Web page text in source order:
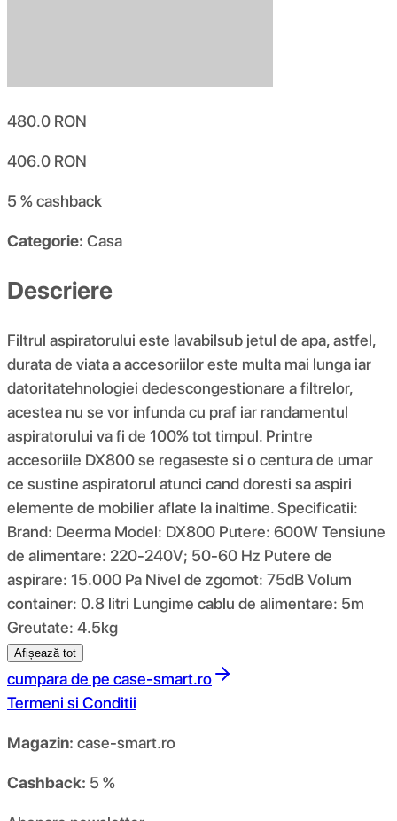
480.0 RON
406.0 RON
5 %cashback
Categorie: Casa
Descriere
Filtrul aspiratorului este lavabilsub jetul de apa, astfel,
durata de viata a accesoriilor este multa mai lunga iar
datoritatehnologiei dedescongestionare a filtrelor,
acestea nu se vor infunda cu praf iar randamentul
aspiratorului va fi de 100% tot timpul. Printre
accesoriile DX800 se regaseste si o centura de umar
ce sustine aspiratorul atunci cand doresti sa aspiri
elemente de mobilier aflate la inaltime. Specificatii:
Brand: Deerma Model: DX800 Putere: 600W Tensiune
de alimentare: 220-240V; 50-60 Hz Putere de
aspirare: 15.000 Pa Nivel de zgomot: 75dB Volum
container: 0.8 litri Lungime cablu de alimentare: 5m
Greutate: 4.5kg
Afișează tot
cumpara de pe case-smart.ro
Termeni si Conditii
Magazin: case-smart.ro
Cashback: 5 %